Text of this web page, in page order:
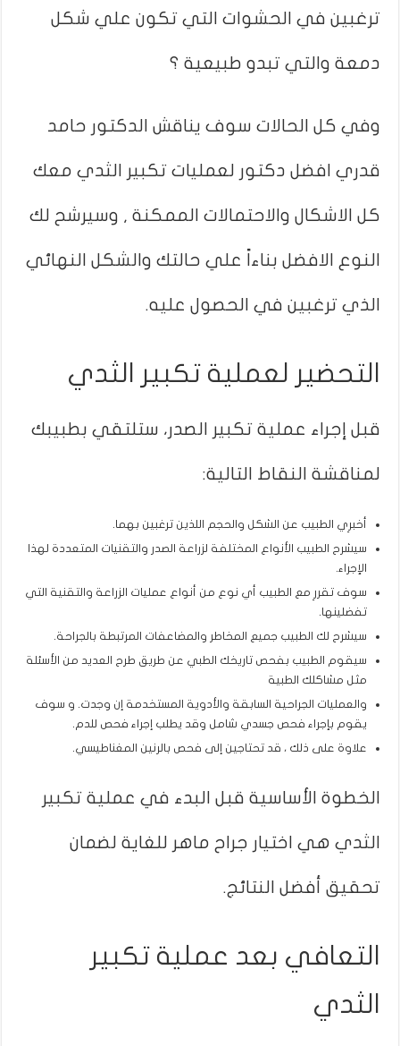
ترغبين في الحشوات التي تكون علي شكل
دمعة والتي تبدو طبيعية ؟
وفي كل الحالات سوف يناقش الدكتور حامد
قدري افضل دكتور لعمليات تكبير الثدي معك
كل الاشكال والاحتمالات الممكنة , وسيرشح لك
النوع الافضل بناءاً علي حالتك والشكل النهائي
الذي ترغبين في الحصول عليه.
التحضير لعملية تكبير الثدي
قبل إجراء عملية تكبير الصدر، ستلتقي بطبيبك
لمناقشة النقاط التالية:
أخبرِي الطبيب عن الشكل والحجم اللذين ترغبين بهما.
سيشرح الطبيب الأنواع المختلفة لزراعة الصدر والتقنيات المتعددة لهذا
الإجراء.
سوف تقررِ مع الطبيب أي نوع من أنواع عمليات الزراعة والتقنية التي
تفضلينها.
سيشرح لك الطبيب جميع المخاطر والمضاعفات المرتبطة بالجراحة.
سيقوم الطبيب بفحص تاريخك الطبي عن طريق طرح العديد من الأسئلة
مثل مشاكلك الطبية
والعمليات الجراحية السابقة والأدوية المستخدمة إن وجدت. و سوف
يقوم بإجراء فحص جسدي شامل وقد يطلب إجراء فحص للدم.
علاوة على ذلك ، قد تحتاجين إلى فحص بالرنين المغناطيسي.
الخطوة الأساسية قبل البدء في عملية تكبير
الثدي هي اختيار جراح ماهر للغاية لضمان
تحقيق أفضل النتائج.
التعافي بعد عملية تكبير
الثدي